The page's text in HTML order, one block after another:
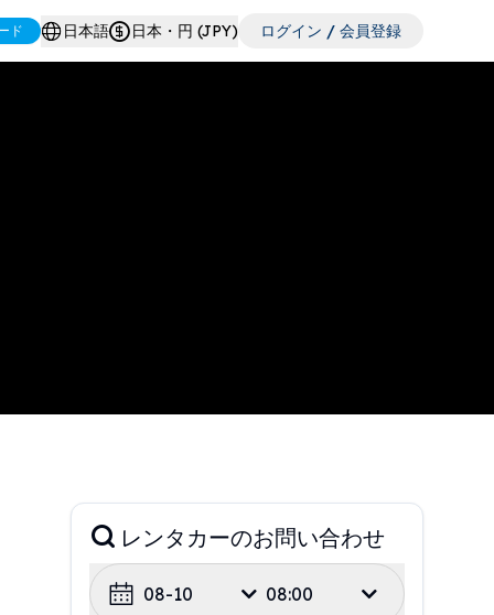
ド 日本語 日本・円 (JPY) ログイン / 会員登録
レンタカーのお問い合わせ
08-10 08:00